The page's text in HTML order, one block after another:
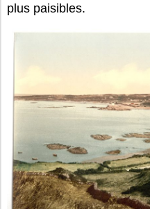
plus paisibles.